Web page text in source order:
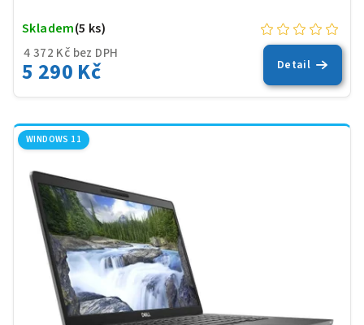
4 372 Kč bez DPH
5 290 Kč
Skladem(5 ks)
Detail
WINDOWS 11